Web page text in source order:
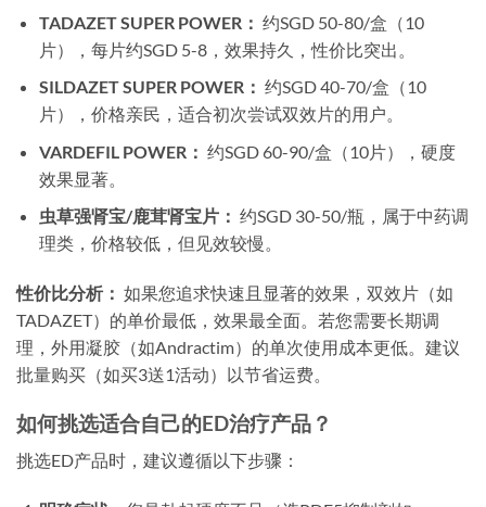
TADAZET SUPER POWER： 约SGD 50-80/盒（10
片），每片约SGD 5-8，效果持久，性价比突出。
SILDAZET SUPER POWER： 约SGD 40-70/盒（10
片），价格亲民，适合初次尝试双效片的用户。
VARDEFIL POWER： 约SGD 60-90/盒（10片），硬度
效果显著。
虫草强肾宝/鹿茸肾宝片： 约SGD 30-50/瓶，属于中药调
理类，价格较低，但见效较慢。
性价比分析： 如果您追求快速且显著的效果，双效片（如
TADAZET）的单价最低，效果最全面。若您需要长期调
理，外用凝胶（如Andractim）的单次使用成本更低。建议
批量购买（如买3送1活动）以节省运费。
如何挑选适合自己的ED治疗产品？
挑选ED产品时，建议遵循以下步骤：